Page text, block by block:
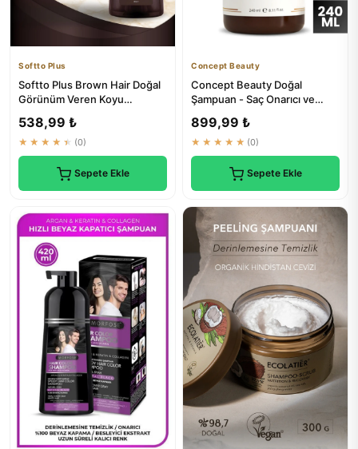
Softto Plus
Softto Plus Brown Hair Doğal
Görünüm Veren Koyu
ml
538,99 ₺
★★★★★ (0)
Sepete Ekle
Concept Beauty
Concept Beauty Doğal
Şampuan - Saç Onarıcı ve
...
899,99 ₺
★★★★★ (0)
Sepete Ekle